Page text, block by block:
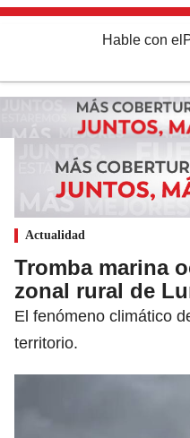
Hable con el
Actualidad
Tromba marina
zonal rural de
El fenómeno climático
territorio.